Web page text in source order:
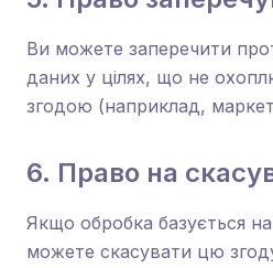
Ви можете заперечити
даних у цілях, що не
згодою (наприклад,
6. Право на
Якщо обробка базується
можете скасувати цю